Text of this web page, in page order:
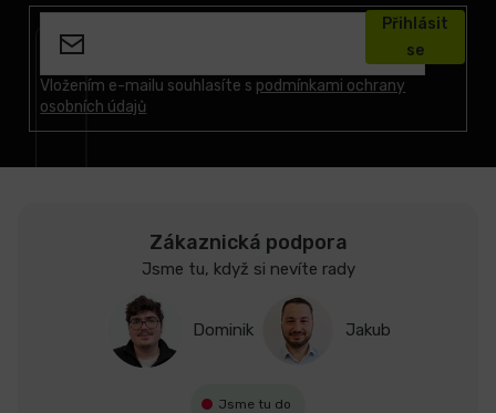
Vložením e-mailu souhlasíte s podmínkami ochrany
osobních údajů
Přihlásit
se
Zákaznická podpora
Jsme tu, když si nevíte rady
Dominik Jakub
Jsme tu do